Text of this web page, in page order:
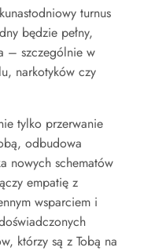
turnus
będzie pełny,
– szczególnie w
narkotyków czy
tylko przerwanie
odbudowa
nowych schematów
empatię z
wsparciem i
którzy są z Tobą na